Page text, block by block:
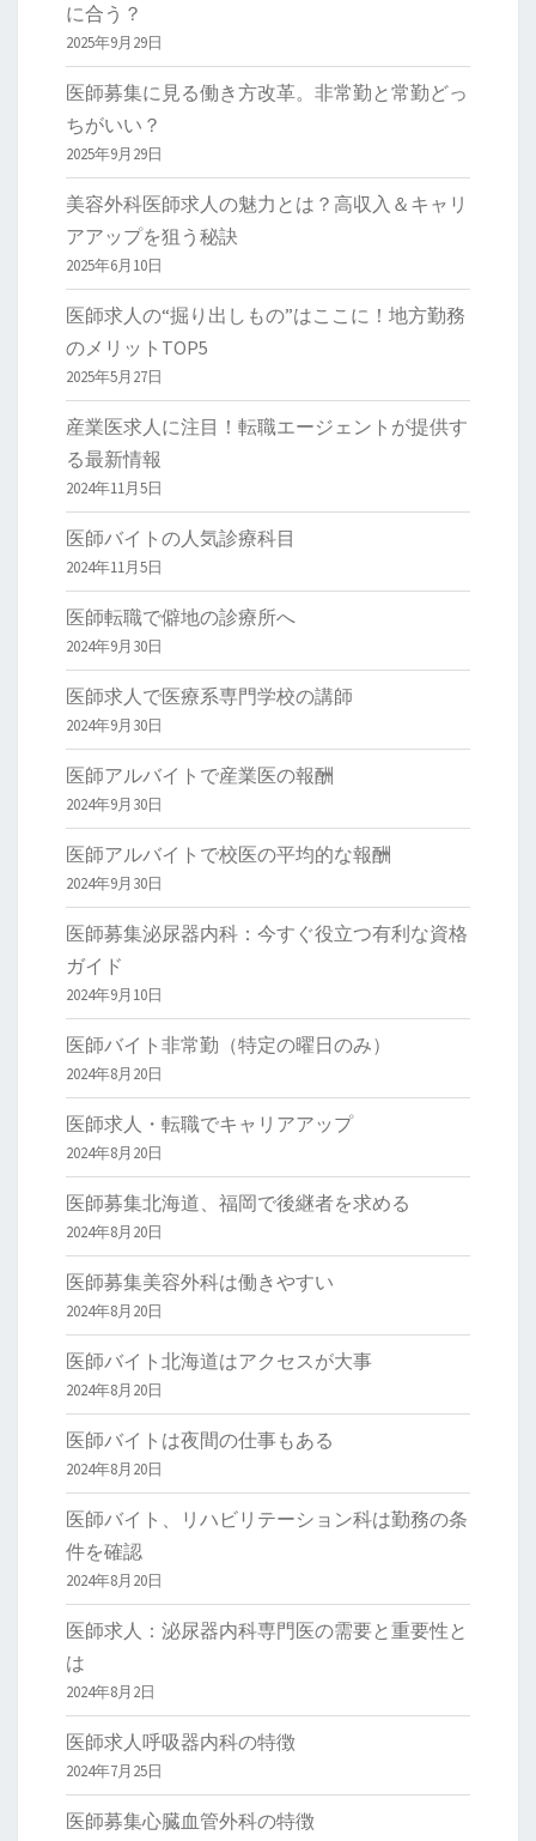
に合う？
2025年9月29日
医師募集に見る働き方改革。非常勤と常勤どっ
ちがいい？
2025年9月29日
美容外科医師求人の魅力とは？高収入＆キャリ
アアップを狙う秘訣
2025年6月10日
医師求人の“掘り出しもの”はここに！地方勤務
のメリットTOP5
2025年5月27日
産業医求人に注目！転職エージェントが提供す
る最新情報
2024年11月5日
医師バイトの人気診療科目
2024年11月5日
医師転職で僻地の診療所へ
2024年9月30日
医師求人で医療系専門学校の講師
2024年9月30日
医師アルバイトで産業医の報酬
2024年9月30日
医師アルバイトで校医の平均的な報酬
2024年9月30日
医師募集泌尿器内科：今すぐ役立つ有利な資格
ガイド
2024年9月10日
医師バイト非常勤（特定の曜日のみ）
2024年8月20日
医師求人・転職でキャリアアップ
2024年8月20日
医師募集北海道、福岡で後継者を求める
2024年8月20日
医師募集美容外科は働きやすい
2024年8月20日
医師バイト北海道はアクセスが大事
2024年8月20日
医師バイトは夜間の仕事もある
2024年8月20日
医師バイト、リハビリテーション科は勤務の条
件を確認
2024年8月20日
医師求人：泌尿器内科専門医の需要と重要性と
は
2024年8月2日
医師求人呼吸器内科の特徴
2024年7月25日
医師募集心臓血管外科の特徴